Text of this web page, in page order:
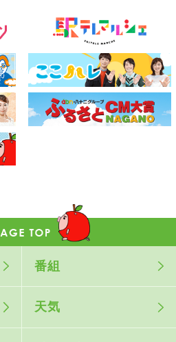
番組
天気